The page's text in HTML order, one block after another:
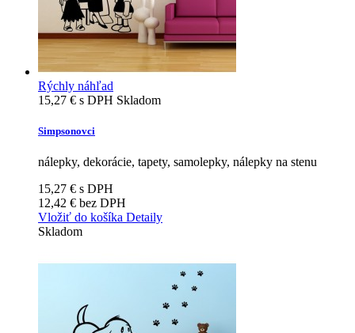
Rýchly náhľad
15,27 € s DPH Skladom
Simpsonovci
nálepky, dekorácie, tapety, samolepky, nálepky na stenu
15,27 € s DPH
12,42 € bez DPH
Vložiť do košíka Detaily
Skladom